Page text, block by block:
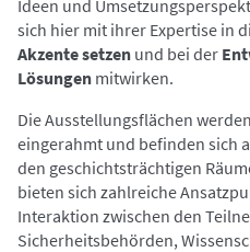
Ideen und
sich hier mit ihrer Expertise in
Akzente setzen und bei der
Lösungen mitwirken.
Die Ausstellungsflächen
eingerahmt und befinden sich
den geschichtsträchtigen
bieten sich zahlreiche
Interaktion zwischen den
Sicherheitsbehörden,